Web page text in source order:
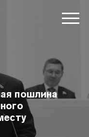
пошлина